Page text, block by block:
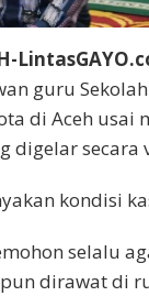
guru
di Aceh usai
digelar secara
kondisi
selalu
dirawat di